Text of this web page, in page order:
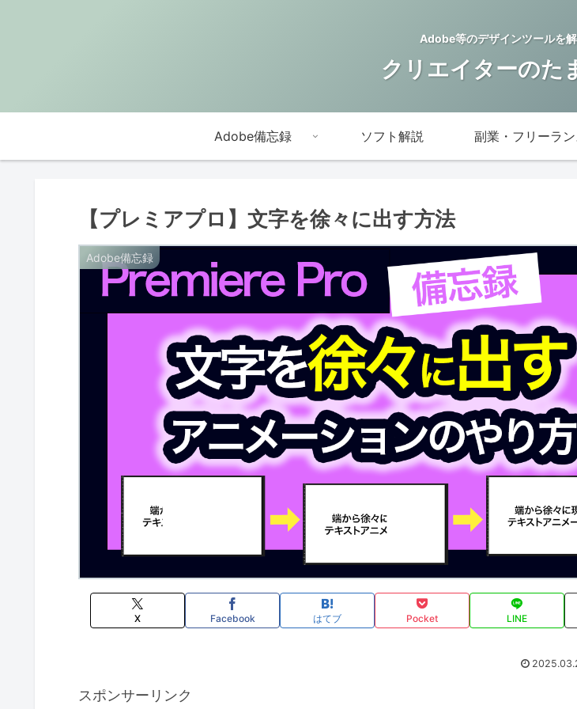
Adobe等のデザインツールを
クリエイターのた
Adobe備忘録 ソフト解説 副業・フリーラン
【プレミアプロ】文字を徐々に出す方法
Adobe備忘録
X Facebook はてブ Pocket LINE
スポンサーリンク